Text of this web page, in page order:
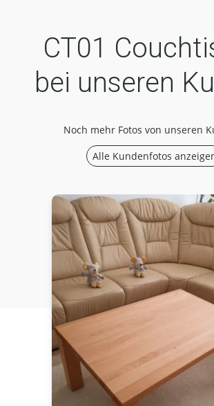
CT01
bei unseren
Noch mehr Fotos von unseren
Alle Kundenfotos